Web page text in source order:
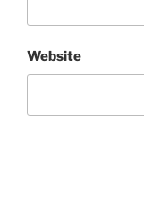
Website